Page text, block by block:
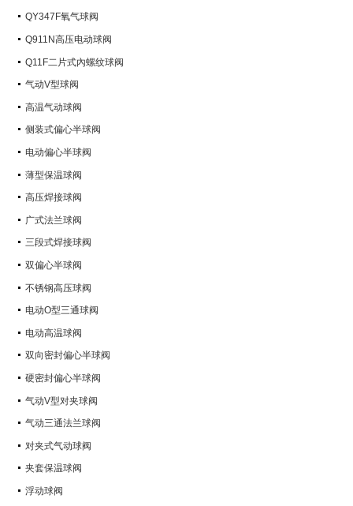
QY347F氧气球阀
Q911N高压电动球阀
Q11F二片式內螺纹球阀
气动V型球阀
高温气动球阀
侧装式偏心半球阀
电动偏心半球阀
薄型保温球阀
高压焊接球阀
广式法兰球阀
三段式焊接球阀
双偏心半球阀
不锈钢高压球阀
电动O型三通球阀
电动高温球阀
双向密封偏心半球阀
硬密封偏心半球阀
气动V型对夹球阀
气动三通法兰球阀
对夹式气动球阀
夹套保温球阀
浮动球阀